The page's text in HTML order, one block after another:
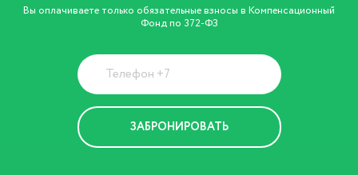
Вы оплачиваете только обязательные взносы в Компенсационный
Фонд по 372-ФЗ